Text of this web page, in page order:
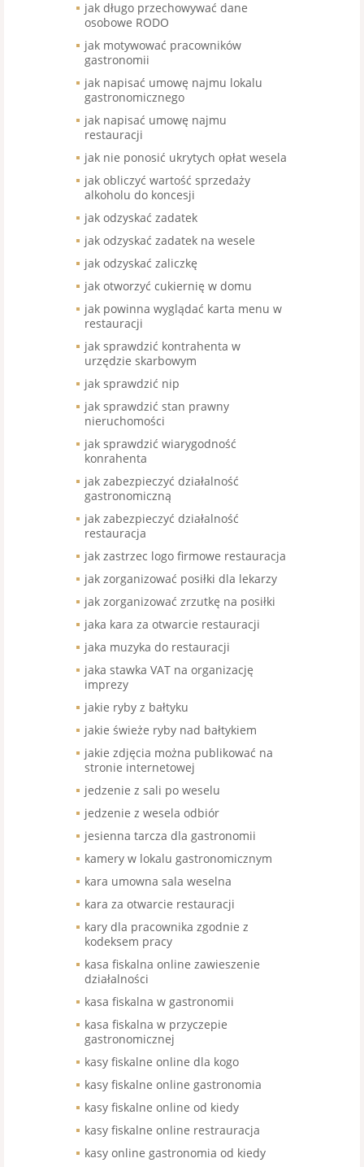
jak długo przechowywać dane
osobowe RODO
jak motywować pracowników
gastronomii
jak napisać umowę najmu lokalu
gastronomicznego
jak napisać umowę najmu
restauracji
jak nie ponosić ukrytych opłat wesela
jak obliczyć wartość sprzedaży
alkoholu do koncesji
jak odzyskać zadatek
jak odzyskać zadatek na wesele
jak odzyskać zaliczkę
jak otworzyć cukiernię w domu
jak powinna wyglądać karta menu w
restauracji
jak sprawdzić kontrahenta w
urzędzie skarbowym
jak sprawdzić nip
jak sprawdzić stan prawny
nieruchomości
jak sprawdzić wiarygodność
konrahenta
jak zabezpieczyć działalność
gastronomiczną
jak zabezpieczyć działalność
restauracja
jak zastrzec logo firmowe restauracja
jak zorganizować posiłki dla lekarzy
jak zorganizować zrzutkę na posiłki
jaka kara za otwarcie restauracji
jaka muzyka do restauracji
jaka stawka VAT na organizację
imprezy
jakie ryby z bałtyku
jakie świeże ryby nad bałtykiem
jakie zdjęcia można publikować na
stronie internetowej
jedzenie z sali po weselu
jedzenie z wesela odbiór
jesienna tarcza dla gastronomii
kamery w lokalu gastronomicznym
kara umowna sala weselna
kara za otwarcie restauracji
kary dla pracownika zgodnie z
kodeksem pracy
kasa fiskalna online zawieszenie
działalności
kasa fiskalna w gastronomii
kasa fiskalna w przyczepie
gastronomicznej
kasy fiskalne online dla kogo
kasy fiskalne online gastronomia
kasy fiskalne online od kiedy
kasy fiskalne online restrauracja
kasy online gastronomia od kiedy